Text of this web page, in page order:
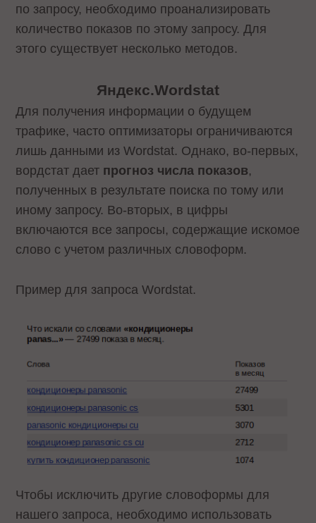
по запросу, необходимо проанализировать
количество показов по этому запросу. Для
этого существует несколько методов.
Яндекс.Wordstat
Для получения информации о будущем
трафике, часто оптимизаторы ограничиваются
лишь данными изWordstat. Однако, во-первых,
вордстат дает прогноз числа показов,
полученных в результате поиска по тому или
иному запросу. Во-вторых, в цифры
включаются все запросы, содержащие искомое
слово с учетом различных словоформ.
Пример для запросаWordstat.
Чтобы исключить другие словоформы для
нашего запроса, необходимо использовать